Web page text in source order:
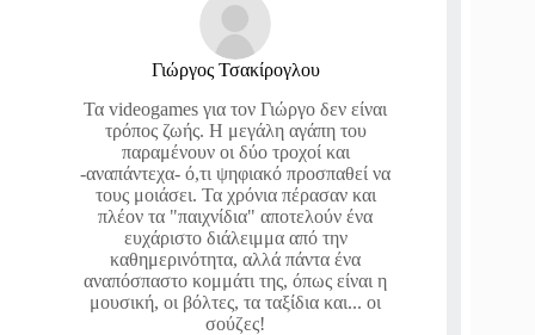
Γιώργος Τσακίρογλου
Τα videogames για τον Γιώργο δεν είναι
τρόπος ζωής. Η μεγάλη αγάπη του
παραμένουν οι δύο τροχοί και
-αναπάντεχα- ό,τι ψηφιακό προσπαθεί να
τους μοιάσει. Τα χρόνια πέρασαν και
πλέον τα "παιχνίδια" αποτελούν ένα
ευχάριστο διάλειμμα από την
καθημερινότητα, αλλά πάντα ένα
αναπόσπαστο κομμάτι της, όπως είναι η
μουσική, οι βόλτες, τα ταξίδια και... οι
σούζες!